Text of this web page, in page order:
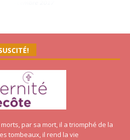
par sa mort, il a triomphé de la
tombeaux, il rend la vie